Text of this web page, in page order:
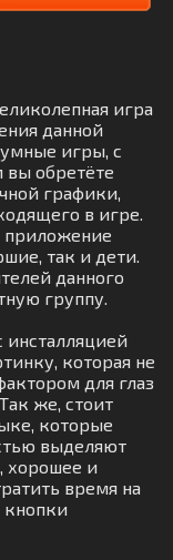
игра
данной
игры, с
обретёте
графики,
в игре.
приложение
так и дети.
данного
группу.
которая не
для глаз
же, стоит
которые
выделяют
хорошее и
время на
кнопки